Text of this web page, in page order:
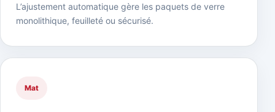
L’ajustement automatique gère les paquets de verre
monolithique, feuilleté ou sécurisé.
Mat